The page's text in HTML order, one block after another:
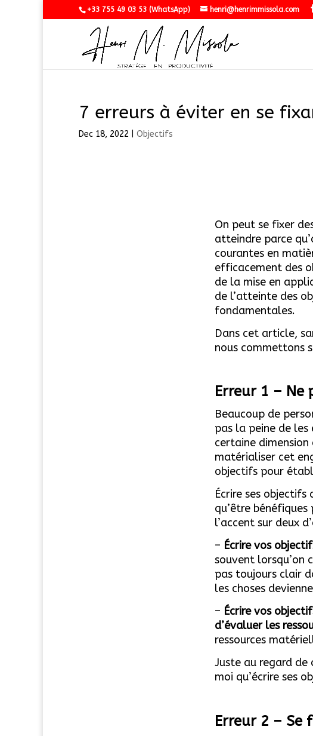
+33 755 49 03 53 (WhatsApp) henri@henrimmissola.com
7 erreurs à éviter en se
Dec 18, 2022 Objectifs
On peut se fixer
atteindre parce
courantes en
efficacement des
de la mise en
de l’atteinte des
fondamentales.
Dans cet article,
nous commettons
Erreur 1 – Ne
Beaucoup de
pas la peine de les
certaine dimension
matérialiser cet
objectifs pour
Écrire ses
qu’être
l’accent sur deux
– Écrire vos
souvent lorsqu’on
pas toujours clair
les choses
– Écrire vos
d’évaluer les
ressources
Juste au regard de
moi qu’écrire ses
Erreur 2 – Se